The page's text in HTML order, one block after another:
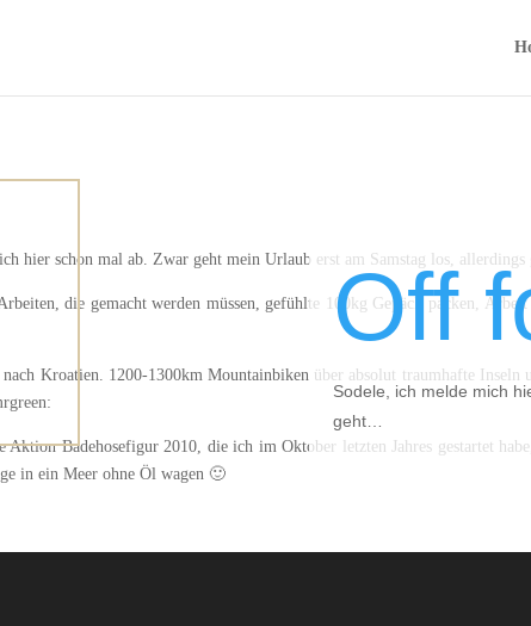
Off
Sodele, ich melde mich
geht…
hier schon mal ab. Zwar geht mein Urlaub erst am Samstag los, allerdings
die gemacht werden müssen, gefühlte 100kg Gepäck packen,
nach Kroatien. 1200-1300km Mountainbiken über absolut traumhafte
Aktion Badehosefigur 2010, die ich im Oktober letzten Jahres gestartet
in ein Meer ohne Öl wagen 🙂